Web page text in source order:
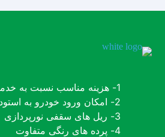
1- هزینه مناسب نسبت به خدمات
2- امکان ورود خودرو به استودیو
3- ریل های سقفی نورپردازی
4- پرده های رنگی متفاوت